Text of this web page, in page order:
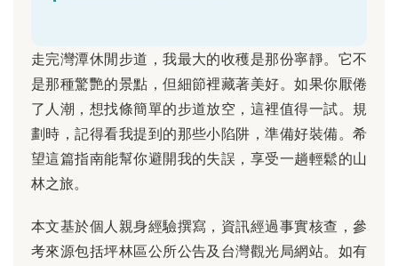
走完灣潭休閒步道，我最大的收穫是那份寧靜。它不
是那種驚艷的景點，但細節裡藏著美好。如果你厭倦
了人潮，想找條簡單的步道放空，這裡值得一試。規
劃時，記得看我提到的那些小陷阱，準備好裝備。希
望這篇指南能幫你避開我的失誤，享受一趟輕鬆的山
林之旅。
本文基於個人親身經驗撰寫，資訊經過事實核查，參
考來源包括坪林區公所公告及台灣觀光局網站。如有